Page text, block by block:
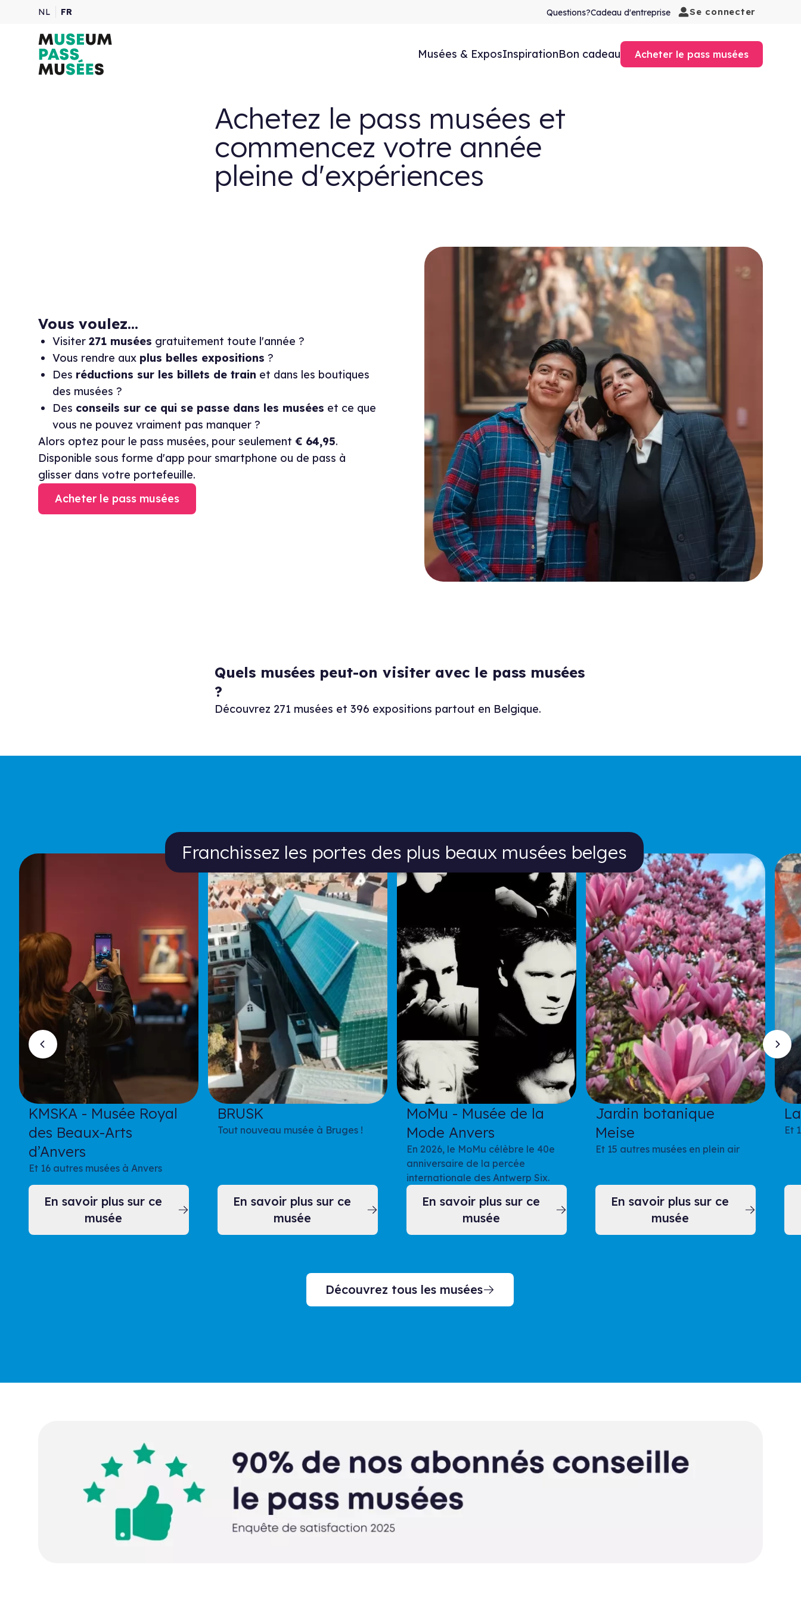
NL FR Questions?Cadeau d'entreprise Se connecter
Musées & ExposInspirationBon cadeau Acheter le pass musées
Achetez le pass musées et
commencez votre année
pleine d'expériences
Vous voulez...
Visiter 271 musées gratuitement toute l'année ?
Vous rendre aux plus belles expositions ?
Des réductions sur les billets de train et dans les boutiques
des musées ?
Des conseils sur ce qui se passe dans les musées et ce que
vous ne pouvez vraiment pas manquer ?
Alors optez pour le pass musées, pour seulement € 64,95.
Disponible sous forme d'app pour smartphone ou de pass à
glisser dans votre portefeuille.
Acheter le pass musées
Quels musées peut-on visiter avec le pass musées
?
Découvrez 271 musées et 396 expositions partout en Belgique.
Franchissez les portes des plus beaux musées belges
Franchissez les portes des plus beaux musées belges
KMSKA - Musée Royal
des Beaux-Arts
d’Anvers
Et 16 autres musées à Anvers
En savoir plus sur ce
musée
BRUSK
Tout nouveau musée à Bruges !
En savoir plus sur ce
musée
MoMu - Musée de la
Mode Anvers
En 2026, le MoMu célèbre le 40e
anniversaire de la percée
internationale des Antwerp Six.
En savoir plus sur ce
musée
Jardin botanique
Meise
Et 15 autres musées en plein air
En savoir plus sur ce
musée
Et
Découvrez tous les musées